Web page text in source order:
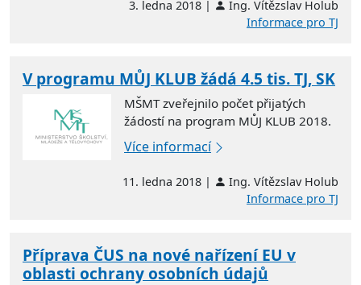
3. ledna 2018 |
Ing. Vítězslav Holub
Informace pro TJ
V programu MŮJ KLUB žádá 4.5 tis. TJ, SK
MŠMT zveřejnilo počet přijatých
žádostí na program MŮJ KLUB 2018.
Více informací
11. ledna 2018 |
Ing. Vítězslav Holub
Informace pro TJ
Příprava ČUS na nové nařízení EU v
oblasti ochrany osobních údajů